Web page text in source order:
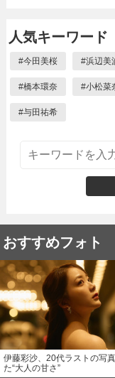
人気キーワード
#今田美桜 #浜辺美
#橋本環奈 #小松菜
#与田祐希
おすすめフォト
伊藤彩沙、20代ラストの写
た“大人の甘さ”